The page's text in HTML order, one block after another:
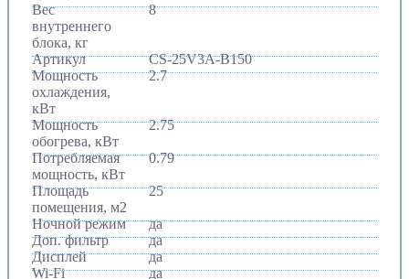
Вес
внутреннего
блока, кг
8
Артикул
CS-25V3A-B150
Мощность
охлаждения,
кВт
2.7
Мощность
обогрева, кВт
2.75
Потребляемая
мощность, кВт
0.79
Площадь
помещения, м2
25
Ночной режим
да
Доп. фильтр
да
Дисплей
да
Wi-Fi
да